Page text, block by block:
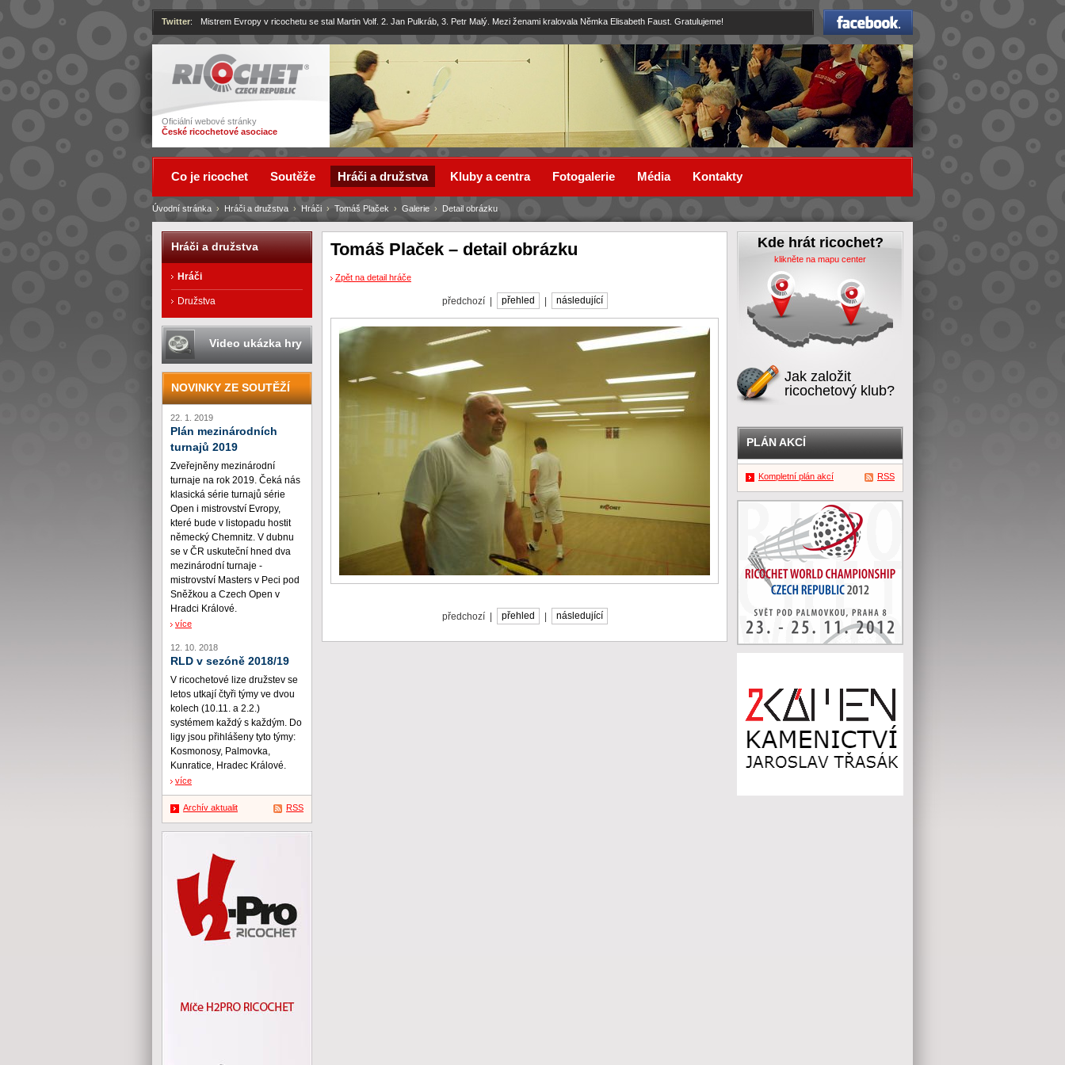
Ricochet
Oficiální webové stránky
České ricochetové asociace
Facebook
Twitter: Mistrem Evropy v ricochetu se stal Martin Volf. 2. Jan Pulkráb, 3. Petr Malý. Mezi ženami kralovala Němka Elisabeth Faust. Gratulujeme!
Tomáš Plaček – detail obrázku
Zpět na detail hráče
předchozí | přehled | následující
předchozí | přehled | následující
Úvodní stránka › Hráči a družstva › Hráči › Tomáš Plaček › Galerie › Detail obrázku
Co je ricochet Soutěže Hráči a družstva Kluby a centra Fotogalerie Média Kontakty
Hráči a družstva
Hráči
Družstva
Video ukázka hry
NOVINKY ZE SOUTĚŽÍ
22. 1. 2019
Plán mezinárodních
turnajů 2019
Zveřejněny mezinárodní
turnaje na rok 2019. Čeká nás
klasická série turnajů série
Open i mistrovství Evropy,
které bude v listopadu hostit
německý Chemnitz. V dubnu
se v ČR uskuteční hned dva
mezinárodní turnaje -
mistrovství Masters v Peci pod
Sněžkou a Czech Open v
Hradci Králové.
více
12. 10. 2018
RLD v sezóně 2018/19
V ricochetové lize družstev se
letos utkají čtyři týmy ve dvou
kolech (10.11. a 2.2.)
systémem každý s každým. Do
ligy jsou přihlášeny tyto týmy:
Kosmonosy, Palmovka,
Kunratice, Hradec Králové.
více
Archív aktualit RSS
Kde hrát ricochet?
klikněte na mapu center
Jak založit
ricochetový klub?
PLÁN AKCÍ
Kompletní plán akcí RSS